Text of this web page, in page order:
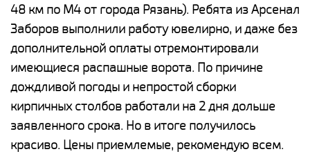
48 км по М4 от города Рязань). Ребята из Арсенал
Заборов выполнили работу ювелирно, и даже без
дополнительной оплаты отремонтировали
имеющиеся распашные ворота. По причине
дождливой погоды и непростой сборки
кирпичных столбов работали на 2 дня дольше
заявленного срока. Но в итоге получилось
красиво. Цены приемлемые, рекомендую всем.